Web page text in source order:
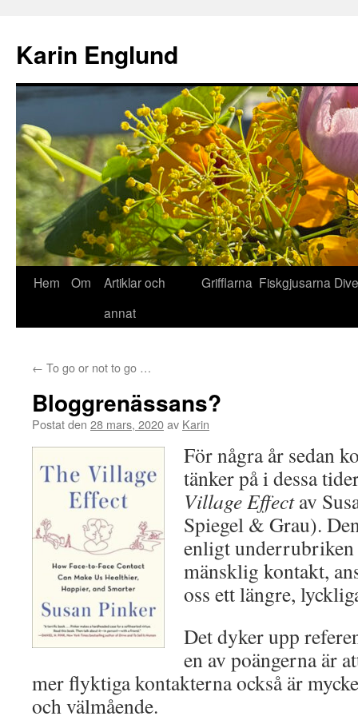
innehåll
Karin Englund
Hem Om
Artiklar och
annat
Grifflarna Fiskgjusarna
← To go or not to go …
Bloggrenässans?
Postat den 28 mars, 2020av Karin
För några år sedan
tänker på i dessa
Village Effectav
Spiegel & Grau).
enligt
mänsklig kontakt,
oss ett längre,
Det dyker upp
en av poängerna är
mer flyktiga kontakterna också är
och välmående.